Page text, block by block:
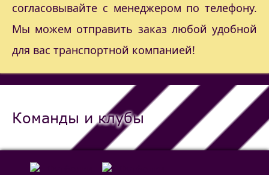
согласовывайте с менеджером по телефону.
Мы можем отправить заказ любой удобной
для вас транспортной компанией!
Команды и клубы